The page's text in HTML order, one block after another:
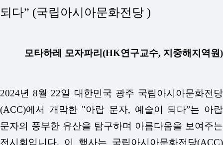
되다” (국립아시아문화전당 )
모타하레 모자파리(HK연구교수, 지중해지역원)
2024년 8월 22일 대한민국 광주 국립아시아문화전당
(ACC)에서 개막한 "아랍 문자, 예술이 되다”는 아랍
문자의 풍부한 유산을 탐구하며 아름다움을 보여주는
전시회입니다. 이 행사는 국립아시아문화전당(ACC)